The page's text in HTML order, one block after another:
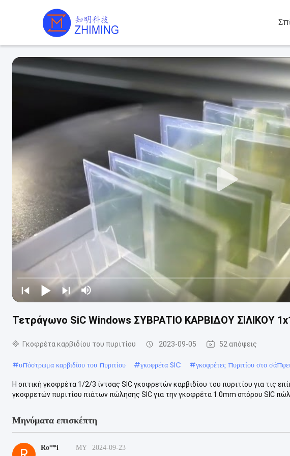
Τετράγωνο SiC Windows ΣΥΒΡΑΤΙΟ ΚΑΡΒΙΔΟΥ ΣΙΛΙΚΟΥ
Γκοφρέτα καρβιδίου του πυριτίου 2023-09-05 52 απόψεις
#υπόστρωμα καρβιδίου του πυριτίου #γκοφρέτα SIC #γκοφρέτες πυριτίου στο
Η οπτική γκοφρέτα 1/2/3 ίντσας SIC γκοφρετών καρβιδίου του πυριτίου για τις
γκοφρετών πυριτίου πιάτων πώλησης SIC για την γκοφρέτα 1.0mm σπόρου SIC
Μηνύματα επισκέπτη
Ro**i MY
2024-09-23